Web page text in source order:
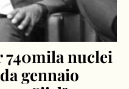
740mila nuclei
gennaio